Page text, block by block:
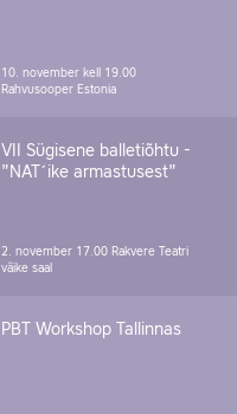
10. november kell 19.00
Rahvusooper Estonia
VII Sügisene balletiõhtu -
"NAT´ike armastusest"
2. november 17.00 Rakvere Teatri
väike saal
PBT Workshop Tallinnas